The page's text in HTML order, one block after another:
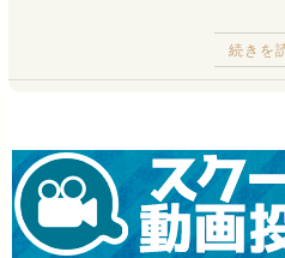
続きを